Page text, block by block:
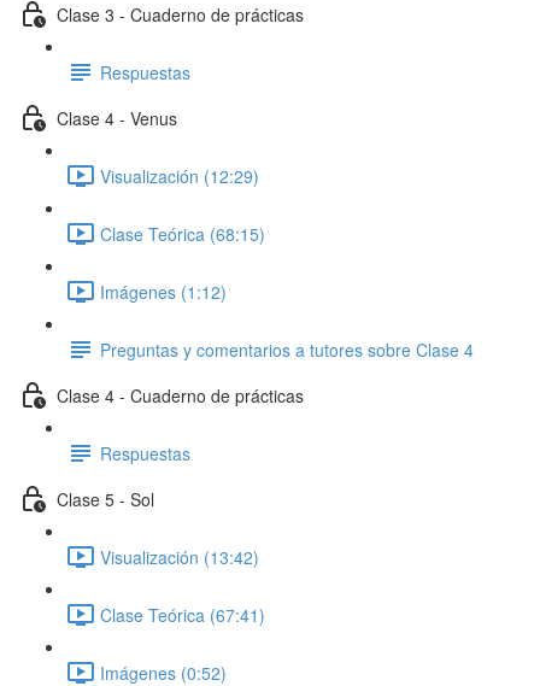
Clase 3 - Cuaderno de prácticas
Respuestas
Clase 4 - Venus
Visualización (12:29)
Clase Teórica (68:15)
Imágenes (1:12)
Preguntas y comentarios a tutores sobre Clase 4
Clase 4 - Cuaderno de prácticas
Respuestas
Clase 5 - Sol
Visualización (13:42)
Clase Teórica (67:41)
Imágenes (0:52)